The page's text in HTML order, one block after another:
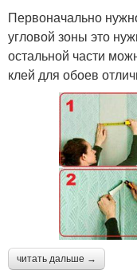
Первоначально
угловой зоны это
остальной части
клей для обоев
читать дальше →